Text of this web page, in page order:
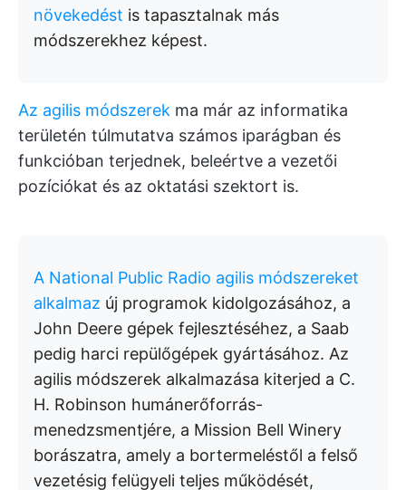
növekedést is tapasztalnak más
módszerekhez képest.
Az agilis módszerek ma már az informatika
területén túlmutatva számos iparágban és
funkcióban terjednek, beleértve a vezetői
pozíciókat és az oktatási szektort is.
A National Public Radio agilis módszereket
alkalmaz új programok kidolgozásához, a
John Deere gépek fejlesztéséhez, a Saab
pedig harci repülőgépek gyártásához. Az
agilis módszerek alkalmazása kiterjed a C.
H. Robinson humánerőforrás-
menedzsmentjére, a Mission Bell Winery
borászatra, amely a bortermeléstől a felső
vezetésig felügyeli teljes működését,